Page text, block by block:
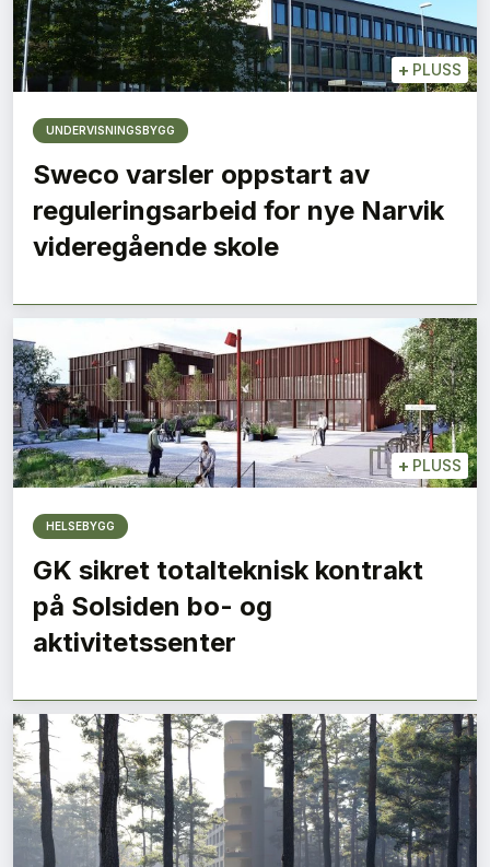
+ PLUSS
UNDERVISNINGSBYGG
Sweco varsler oppstart av
reguleringsarbeid for nye Narvik
videregående skole
+ PLUSS
HELSEBYGG
GK sikret totalteknisk kontrakt
på Solsiden bo- og
aktivitetssenter